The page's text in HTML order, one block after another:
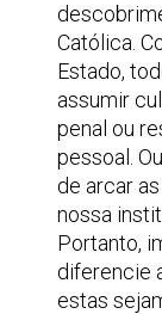
Católica.
Estado,
assumir
penal ou
pessoal.
de arcar
nossa
Portanto,
diferencie
estas